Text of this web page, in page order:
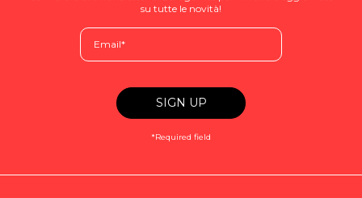
su tutte le novità!
*Required field